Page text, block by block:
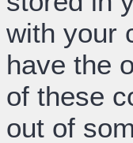
with your
have the
of these
out of